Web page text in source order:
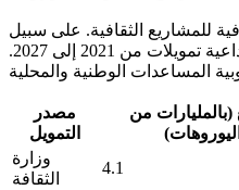
للمشاريع الثقافية. على سبيل
المثال، يقدم برنامج أوروبا الإبداعية تمويلات من 2021 إلى 2027.
مصدر
التمويل
(بالمليارات من
اليوروهات)
وزارة
الثقافة
4.1